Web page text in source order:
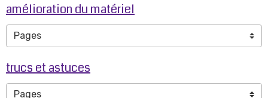
amélioration du matériel
trucs et astuces